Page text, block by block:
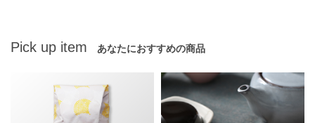
Pick up item あなたにおすすめの商品